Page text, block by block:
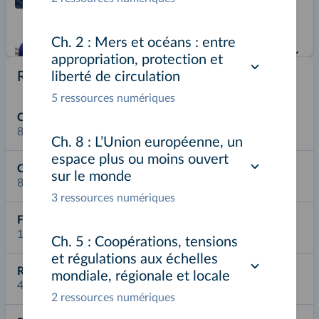
liberté de circulation
Ch. 3
La France, une puissance
maritime ?
THÈME 2 : DYNAMIQUES TERRITORIALES, COOPÉRATIONS ET
TENSIONS DANS LA MONDIALISATION
Ouverture de thème
Quels sont les facteurs et les défis de
l’intégration de l’Asie du Sud-Est à la
mondialisation ?
Étude de cas
Quels sont les facteurs et les défis de
l’intégration de l’Asie du Sud-Est à la
mondialisation ?
Du texte au croquis
p. 122-123
Ressources complémentaires
Carte interactive
Carte en PDF
82 ressources
Fond de carte
113 ressources
Ressource externe
Ch. 2 : Mers et océans : entre
appropriation, protection et
liberté de circulation
5 ressources numériques
Ch. 8 : L’Union européenne, un
espace plus ou moins ouvert
sur le monde
3 ressources numériques
Ch. 5 : Coopérations, tensions
et régulations aux échelles
mondiale, régionale et locale
2 ressources numériques